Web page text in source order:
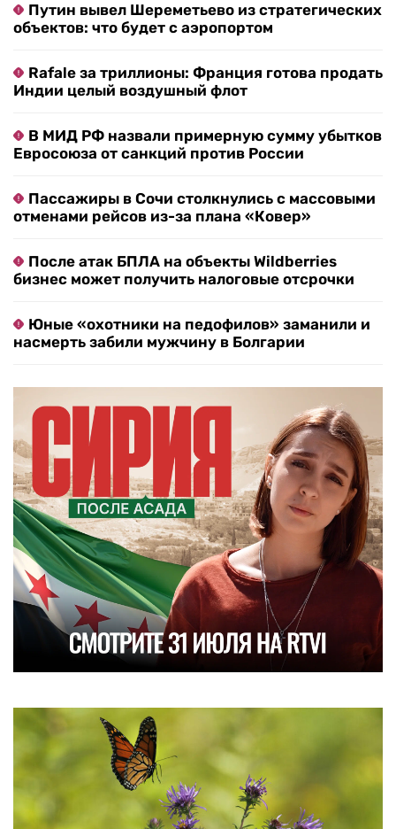
Путин вывел Шереметьево из стратегических
объектов: что будет с аэропортом
Rafale за триллионы: Франция готова продать
Индии целый воздушный флот
В МИД РФ назвали примерную сумму убытков
Евросоюза от санкций против России
Пассажиры в Сочи столкнулись с массовыми
отменами рейсов из-за плана «Ковер»
После атак БПЛА на объекты Wildberries
бизнес может получить налоговые отсрочки
Юные «охотники на педофилов» заманили и
насмерть забили мужчину в Болгарии